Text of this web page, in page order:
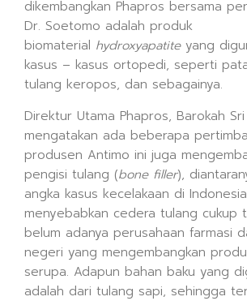
dikembangkan Phapros bersama
Dr. Soetomo adalah produk
biomaterial hydroxyapatiteyang
kasus – kasus ortopedi, seperti
tulang keropos, dan sebagainya.
Direktur Utama Phapros, Barokah
mengatakan ada beberapa
produsen Antimo ini juga
pengisi tulang (bone filler),
angka kasus kecelakaan di
menyebabkan cedera tulang cukup
belum adanya perusahaan farmasi
negeri yang mengembangkan
serupa. Adapun bahan baku yang
adalah dari tulang sapi, sehingga